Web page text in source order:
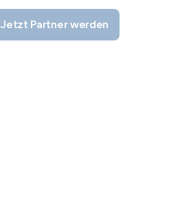
Jetzt Partner werden